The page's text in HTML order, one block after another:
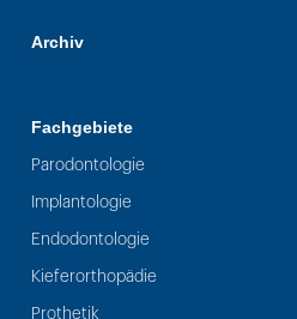
Archiv
Fachgebiete
Parodontologie
Implantologie
Endodontologie
Kieferorthopädie
Prothetik